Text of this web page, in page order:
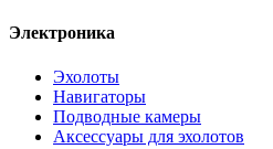
Электроника
Эхолоты
Навигаторы
Подводные камеры
Аксессуары для эхолотов